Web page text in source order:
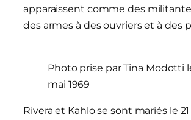
apparaissent comme des
des armes à des ouvriers et à des
Photo prise par Tina Modotti
mai 1969
Rivera et Kahlo se sont mariés le